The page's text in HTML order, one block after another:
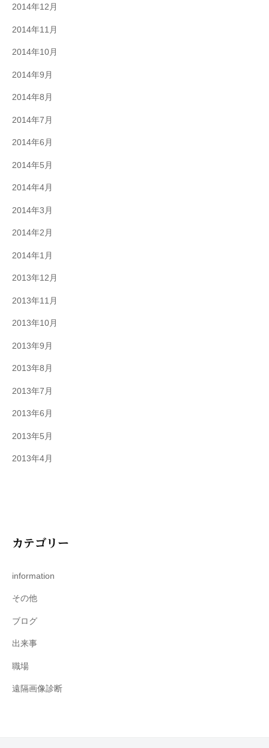
2014年12月
2014年11月
2014年10月
2014年9月
2014年8月
2014年7月
2014年6月
2014年5月
2014年4月
2014年3月
2014年2月
2014年1月
2013年12月
2013年11月
2013年10月
2013年9月
2013年8月
2013年7月
2013年6月
2013年5月
2013年4月
カテゴリー
information
その他
ブログ
出来事
職場
遠隔画像診断